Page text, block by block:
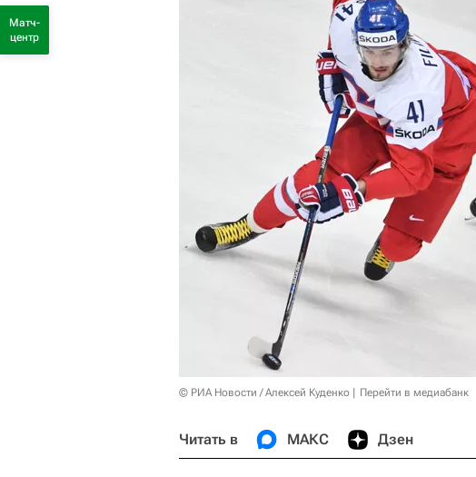
© РИА Новости / Алексей Куденко Перейти в медиабанк
Читать в МАКС Дзен
Матч-
центр